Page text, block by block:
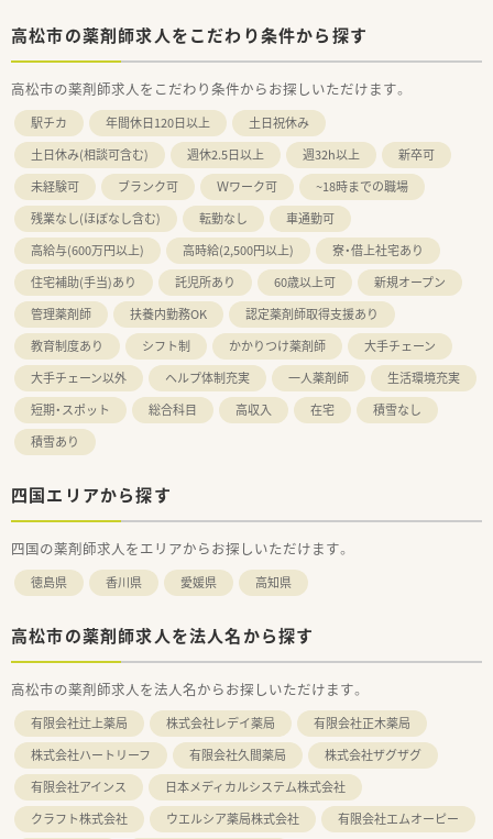
■平均残業時間は7.5時間です。
■処方箋枚数は一人当たり12枚の設計となっています。（一人薬
剤師店舗を除くと16-19枚）
■ライフワークバランスも充実しており、年間休日113日（年間
労働時間：2,016時間 月9-11日休み）、有給取得70％以上取得実
績があり、残業代は15分単位で月間の労働時間を超えたのを支
給となります。
■薬剤師の平均年齢は35.2歳です。新卒も毎年複数名入社して
おり、教育体制等も充実しています。
■会社のe-learnigを利用して認定薬剤師資格の単位取得可能で
す。
■育児支援も充実しており、育休取得率は95％以上です。男性の
育休取得実績もございます。時短制度はお子さんが、小学校6年
生になるまでが対象です。
■専門薬剤師取得のサポートもあり、キャリアアップを目指す方
への支援体制が整っております。
■上記のようなライフワークに関わる様々な福利厚生や社員割
引の制度など、数え切れない程の福利厚生があり、業界トップク
ラスの満足度を誇っております。
■退職金は確定拠出年金・確定年金ともに揃っています
＜こんな方にもオススメ＞
扶養内の時間数で働きたい方
■福利厚生も充実している法人で働きたい方
等々…
高松市の薬剤師求人をこだわり条件から探す
高松市の薬剤師求人をこだわり条件からお探しいただけます。
駅チカ 年間休日120日以上
土日祝休み
土日休み(相談可含む)
週休2.5日以上 週32h以上
新卒可
未経験可
ブランク可 Ｗワーク可
~18時までの職場
残業なし(ほぼなし含む)
転勤なし
車通勤可
高給与(600万円以上)
高時給(2,500円以上)
寮・借上社宅あり
住宅補助(手当)あり
託児所あり 60歳以上可
新規オープン
管理薬剤師
扶養内勤務OK
認定薬剤師取得支援あり
教育制度あり
シフト制 かかりつけ薬剤師
大手チェーン
大手チェーン以外
ヘルプ体制充実 一人薬剤師
生活環境充実
短期・スポット
総合科目 高収入 在宅
積雪なし
積雪あり
四国エリアから探す
四国の薬剤師求人をエリアからお探しいただけます。
徳島県 香川県 愛媛県 高知県
高松市の薬剤師求人を法人名から探す
高松市の薬剤師求人を法人名からお探しいただけます。
有限会社辻上薬局 株式会社レデイ薬局
有限会社正木薬局
株式会社ハートリーフ
有限会社久間薬局
株式会社ザグザグ
有限会社アインス
日本メディカルシステム株式会社
クラフト株式会社
ウエルシア薬局株式会社
有限会社エムオーピー